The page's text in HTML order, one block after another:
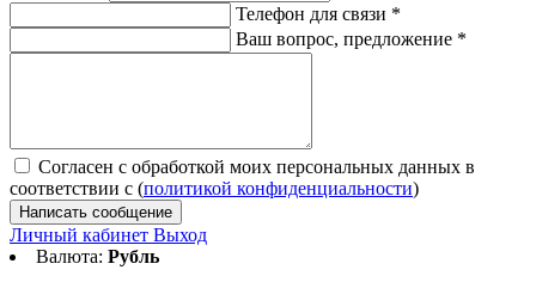
Телефон для связи *
Ваш вопрос, предложение *
Согласен с обработкой моих персональных данных в
соответствии с (политикой конфиденциальности)
Написать сообщение
Личный кабинет Выход
Валюта: Рубль